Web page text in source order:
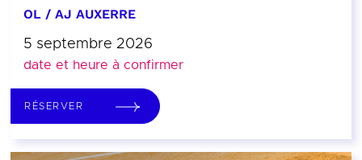
OL / AJ AUXERRE
5 septembre 2026
date et heure à confirmer
RÉSERVER